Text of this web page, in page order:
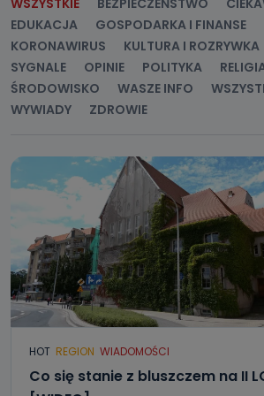
WSZYSTKIE BEZPIECZEŃSTWO
EDUKACJA
GOSPODARKA I FINANSE
KORONAWIRUS
KULTURA I ROZRYWKA
SYGNALE
OPINIE POLITYKA
ŚRODOWISKO
WASZE INFO
WYWIADY
ZDROWIE
HOT REGION WIADOMOŚCI
Co się stanie z bluszczem na II